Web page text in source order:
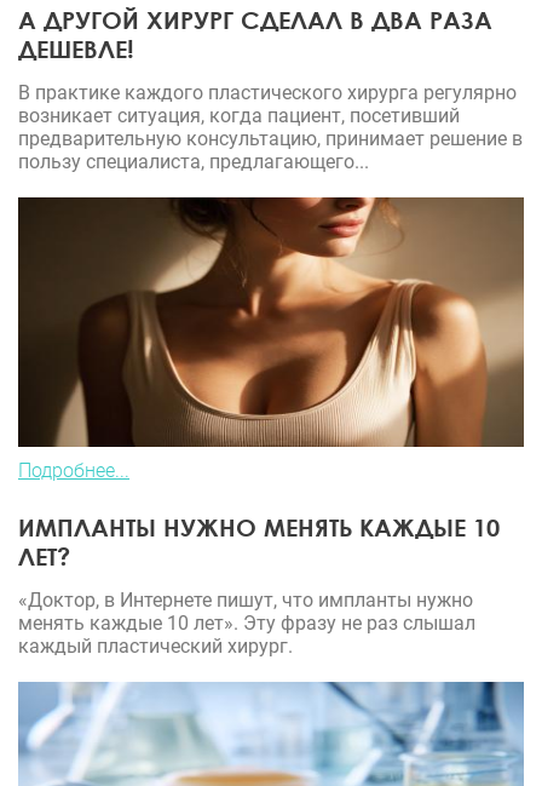
А ДРУГОЙ ХИРУРГ СДЕЛАЛ В ДВА РАЗА
ДЕШЕВЛЕ!
В практике каждого пластического хирурга регулярно
возникает ситуация, когда пациент, посетивший
предварительную консультацию, принимает решение в
пользу специалиста, предлагающего...
Подробнее...
ИМПЛАНТЫ НУЖНО МЕНЯТЬ КАЖДЫЕ 10
ЛЕТ?
«Доктор, в Интернете пишут, что импланты нужно
менять каждые 10 лет». Эту фразу не раз слышал
каждый пластический хирург.